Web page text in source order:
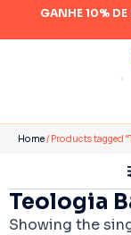
GANHE 10%
Home/ Products tagged
Teologia
Showing the